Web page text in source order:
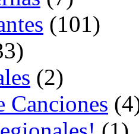
(101)
(2)
Canciones